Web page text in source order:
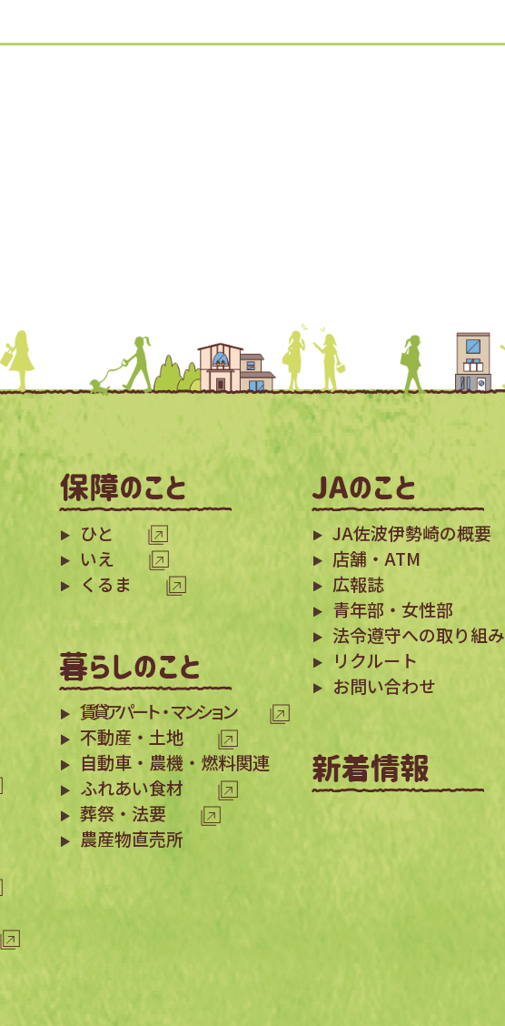
ひと
いえ
くるま
賃貸アパート・マンション
不動産・土地
自動車・農機・燃料関連
ふれあい食材
葬祭・法要
農産物直売所
JA佐波伊勢崎の概要
店舗・ATM
広報誌
青年部・女性部
法令遵守への取り組み
リクルート
お問い合わせ